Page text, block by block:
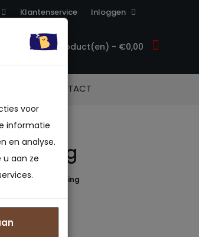
Klantenservice Inloggen
0 product(en) - €0,00
CONTACT
King
/ Geef beoordeling
voor
informatie
en analyse.
aan ze